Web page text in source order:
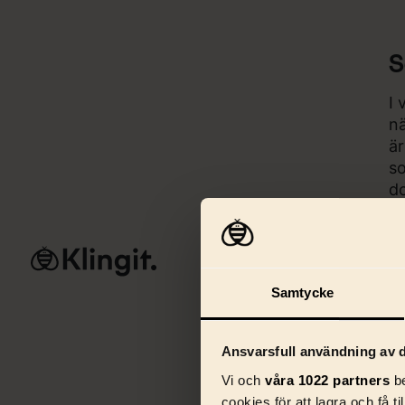
Samtycke
Ansvarsfull användning av
Vi och våra 1022 partners
cookies för att lagra och få
I
I